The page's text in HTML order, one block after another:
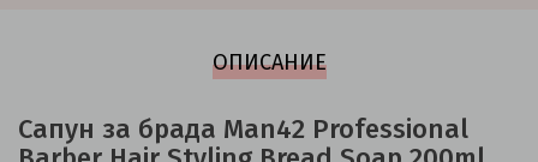
ОПИСАНИЕ
Сапун за брада Man42 Professional